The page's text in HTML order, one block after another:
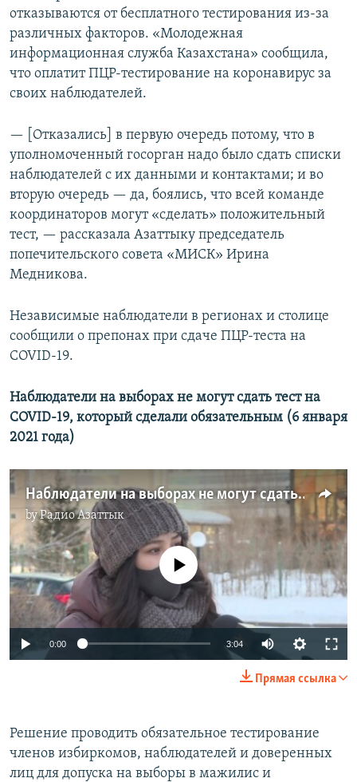
отказываются от бесплатного тестирования из-за
различных факторов. «Молодежная
информационная служба Казахстана» сообщила,
что оплатит ПЦР-тестирование на коронавирус за
своих наблюдателей.
— [Отказались] в первую очередь потому, что в
уполномоченный госорган надо было сдать списки
наблюдателей с их данными и контактами; и во
вторую очередь — да, боялись, что всей команде
координаторов могут «сделать» положительный
тест, — рассказала Азаттыку председатель
попечительского совета «МИСК» Ирина
Медникова.
Независимые наблюдатели в регионах и столице
сообщили о препонах при сдаче ПЦР-теста на
COVID-19.
Наблюдатели на выборах не могут сдать тест на
COVID-19, который сделали обязательным (6 января
2021 года)
Наблюдатели на выборах не могут сдать тест на COVID-19, который сделали обязательным
byРадио Азаттык
720p 1080p
No media source currently available
0:00 3:04
720p
Прямая ссылка
Решение проводить обязательное тестирование
членов избиркомов, наблюдателей и доверенных
лиц для допуска на выборы в мажилис и